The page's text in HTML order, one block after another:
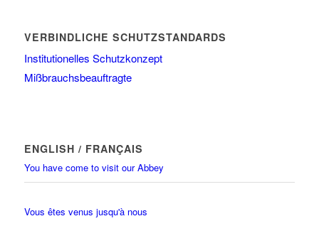
VERBINDLICHE SCHUTZSTANDARDS
Institutionelles Schutzkonzept
Mißbrauchsbeauftragte
ENGLISH / FRANÇAIS
You have come to visit our Abbey
Vous êtes venus jusqu'à nous